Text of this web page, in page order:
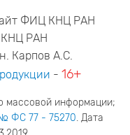
ФИЦ КНЦ РАН
РАН
Карпов А.С.
- 16+
массовой информации;
ФС 77 - 75270. Дата